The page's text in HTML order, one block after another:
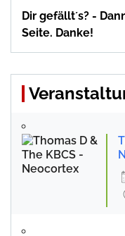
Dir gefällt´s? -
Seite. Danke!